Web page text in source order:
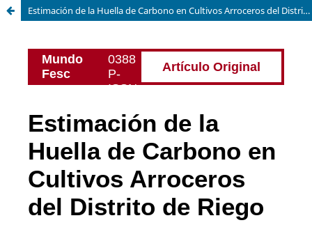
Estimación de la Huella de Carbono en Cultivos Arroceros del Distrito de Riego ASOZULIA, Norte de Santander, Mediante la Aplicación del Análisis de Ciclo de Vida